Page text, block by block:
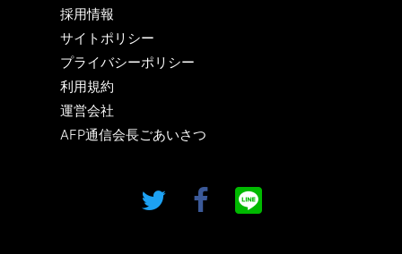
採用情報
サイトポリシー
プライバシーポリシー
利用規約
運営会社
AFP通信会長ごあいさつ